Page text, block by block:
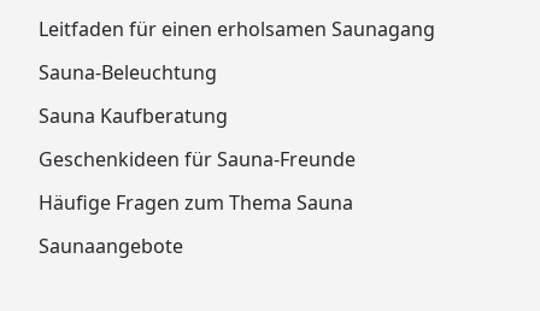
Bei den 38 mm Saunahäusern wird zusätzlich
Mineralwolldämmung versehene Zwischendecke
eingezogen.
Diese sorgt für eine optimale Isolierung.
Leitfaden für einen erholsamen Saunagang
Sauna-Beleuchtung
Sauna Kaufberatung
Geschenkideen für Sauna-Freunde
Häufige Fragen zum Thema Sauna
Saunaangebote